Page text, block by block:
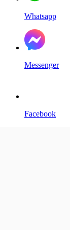
Whatsapp
Messenger
Facebook